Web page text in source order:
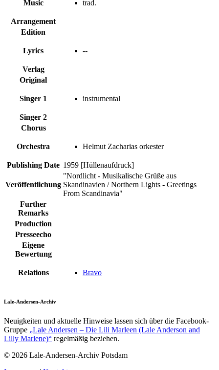
Music trad.
Arrangement
Edition
Lyrics --
Verlag
Original
Singer 1 instrumental
Singer 2
Chorus
Orchestra Helmut Zacharias orkester
Publishing Date 1959 [Hüllenaufdruck]
Veröffentlichung
"Nordlicht - Musikalische Grüße aus
Skandinavien / Northern Lights - Greetings
From Scandinavia"
Further
Remarks
Production
Presseecho
Eigene
Bewertung
Relations Bravo
Lale-Andersen-Archiv
Neuigkeiten und aktuelle Hinweise lassen sich über die Facebook-
Gruppe „Lale Andersen – Die Lili Marleen (Lale Anderson and
Lilly Marlene)“ regelmäßig beziehen.
© 2026 Lale-Andersen-Archiv Potsdam